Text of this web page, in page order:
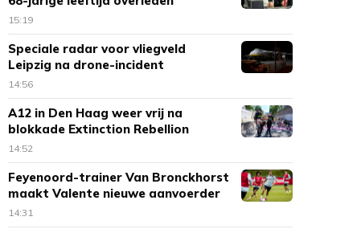
15:19
Speciale radar voor vliegveld
Leipzig na drone-incident
14:56
A12 in Den Haag weer vrij na
blokkade Extinction Rebellion
14:52
Feyenoord-trainer Van Bronckhorst
maakt Valente nieuwe aanvoerder
14:31